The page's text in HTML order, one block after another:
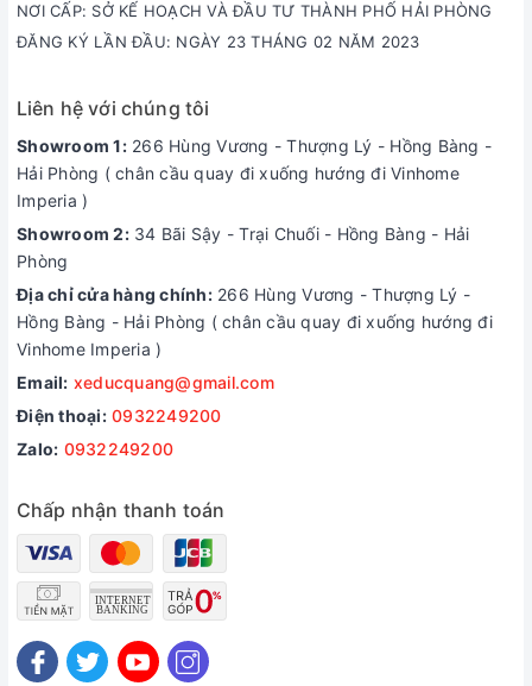
NƠI CẤP: SỞ KẾ HOẠCH VÀ ĐẦU TƯ THÀNH PHỐ HẢI PHÒNG
ĐĂNG KÝ LẦN ĐẦU: NGÀY 23 THÁNG 02 NĂM 2023
Liên hệ với chúng tôi
Showroom 1:266 Hùng Vương - Thượng Lý - Hồng Bàng -
Hải Phòng ( chân cầu quay đi xuống hướng đi Vinhome
Imperia )
Showroom 2:34 Bãi Sậy - Trại Chuối - Hồng Bàng - Hải
Phòng
Địa chỉ cửa hàng chính:266 Hùng Vương - Thượng Lý -
Hồng Bàng - Hải Phòng ( chân cầu quay đi xuống hướng đi
Vinhome Imperia )
Email: xeducquang@gmail.com
Điện thoại: 0932249200
Zalo: 0932249200
Chấp nhận thanh toán